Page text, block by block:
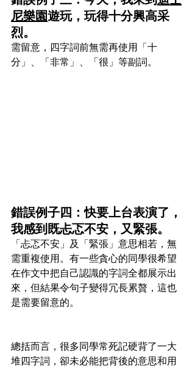
尼樂園遊玩，玩得十分興高采
烈。
需留意，四字詞前無需再使用「十
分」、「非常」、「很」等副詞。
錯誤例子四：快要上台表演了，
我感到既忐忑不安，又緊張。
「忐忑不安」及「緊張」意思相若，無
需重複使用。有一些貪心的同學很希望
在作文中把自己認識的字詞全都展示出
來，但結果令句子變得冗長累贅，這也
是需要留意的。
總括而言，很多同學常死記硬背了一大
堆四字詞，卻未必能把背後的意思和用